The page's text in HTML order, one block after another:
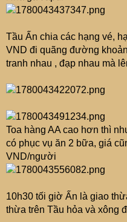
View attachment 9546393
tinh
View attachment 9546400
View attachment 9546405
View attachment 9546406
View attachment 9546408
View attachment 9546409
Tầu Ấn chia các hạng vé,
VND đi quãng đường
tranh nhau , đạp nhau mà
Toa hàng AA cao hơn thì
có phục vụ ăn 2 bữa, giá
VND/người
10h30 tối giờ Ấn là giao
thừa trên Tầu hỏa và xông